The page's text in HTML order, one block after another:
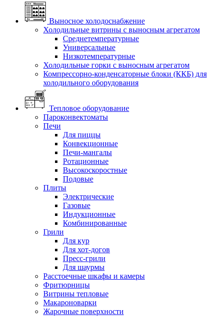
Выносное холодоснабжение
Холодильные витрины с выносным агрегатом
Среднетемпературные
Универсальные
Низкотемпературные
Холодильные горки с выносным агрегатом
Компрессорно-конденсаторные блоки (ККБ) для
холодильного оборудования
Тепловое оборудование
Пароконвектоматы
Печи
Для пиццы
Конвекционные
Печи-мангалы
Ротационные
Высокоскоростные
Подовые
Плиты
Электрические
Газовые
Индукционные
Комбинированные
Грили
Для кур
Для хот-догов
Пресс-грили
Для шаурмы
Расстоечные шкафы и камеры
Фритюрницы
Витрины тепловые
Макароноварки
Жарочные поверхности